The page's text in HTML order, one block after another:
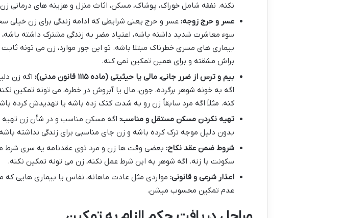
نکنه. نفقه شامل خوراک، پوشاک، مسکن، اثاث منزل و هزینه های درمانی
عسر و حرج زوجه:عسر و حرج یعنی شرایطی که ادامه زندگی برای زن خیلی
سوء معاشرت شدید داشته باشه، اعتیاد مضر به زندگی مشترک داشته باشه،
بیماری های مسری خطرناک مبتلا باشه. تو این جور موارد، زن می تونه ثابت
براش مشقته و برای همین تمکین نمی کنه.
بیم و ترس از ضرر جانی، مالی یا حیثیتی (ماده ۱۱۱۵ قانون مدنی):
اگه زن
اگه به خونه شوهر برگرده، جون، مال یا آبروش در خطره، می تونه تمکین
کنه. مثلاً اگه مرد سابقاً زن رو به شدت کتک زده باشه یا تهدیدش کرده
تهیه نکردن مسکن مستقل و مناسب: اگه مسکن مناسب و در شأن زن تهیه
بدون دلیل موجه ترک کرده باشه و زن جای مناسبی برای زندگی نداشته
شروط ضمن عقد نکاح: بعضی وقت ها زن و مرد توی عقدنامه یه سری شرط
سکونت با زنه. اگه شوهر به این شرط عمل نکنه، زن می تونه تمکین نکنه.
اعذار شرعی و قانونی: مواردی مثل عادت ماهانه، نفاس یا بیماری هایی که
عدم تمکین محسوب میشن.